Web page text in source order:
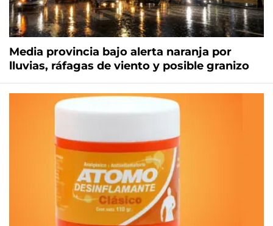
Media provincia bajo alerta naranja por
lluvias, ráfagas de viento y posible granizo